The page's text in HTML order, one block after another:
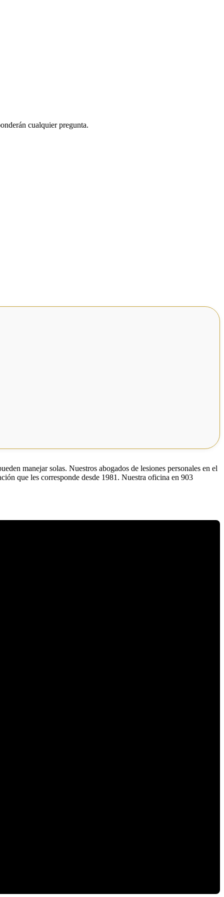
cualquier pregunta.
manejar solas. Nuestros abogados de lesiones personales en el
que les corresponde desde 1981. Nuestra oficina en 903